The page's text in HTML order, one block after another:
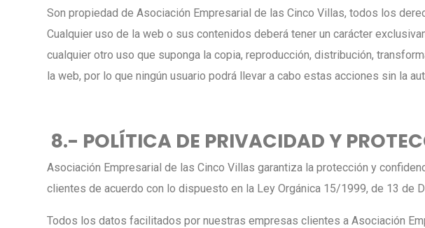
Son propiedad de Asociación Empresarial de las Cinco Villas, todos los
Cualquier uso de la web o sus contenidos deberá tener un carácter
cualquier otro uso que suponga la copia, reproducción, distribución,
la web, por lo que ningún usuario podrá llevar a cabo estas acciones sin la
8.- POLÍTICA DE PRIVACIDAD Y
Asociación Empresarial de las Cinco Villas garantiza la protección y
clientes de acuerdo con lo dispuesto en la Ley Orgánica 15/1999, de 13 de
Todos los datos facilitados por nuestras empresas clientes a Asociación